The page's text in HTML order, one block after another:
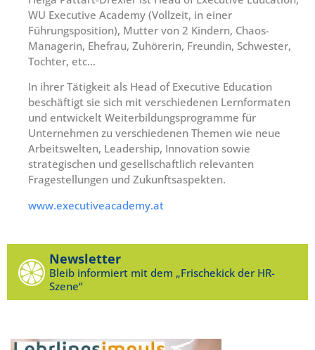
WU Executive Academy (Vollzeit, in einer
Führungsposition), Mutter von 2 Kindern, Chaos-
Managerin, Ehefrau, Zuhörerin, Freundin, Schwester,
Tochter, etc…
In ihrer Tätigkeit als Head of Executive Education
beschäftigt sie sich mit verschiedenen Lernformaten
und entwickelt Weiterbildungsprogramme für
Unternehmen zu verschiedenen Themen wie neue
Arbeitswelten, Leadership, Innovation sowie
strategischen und gesellschaftlich relevanten
Fragestellungen und Zukunftsaspekten.
www.executiveacademy.at
Newsletter
Bleib informiert mit dem „Frischekick der HR-
Szene“